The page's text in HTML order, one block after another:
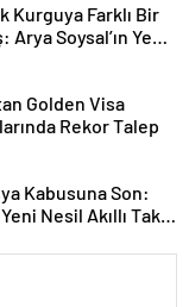
Kurguya Farklı Bir
Arya Soysal’ın Yeni
Uyanış”
Golden Visa
Rekor Talep
Kabusuna Son:
Yeni Nesil Akıllı Takip